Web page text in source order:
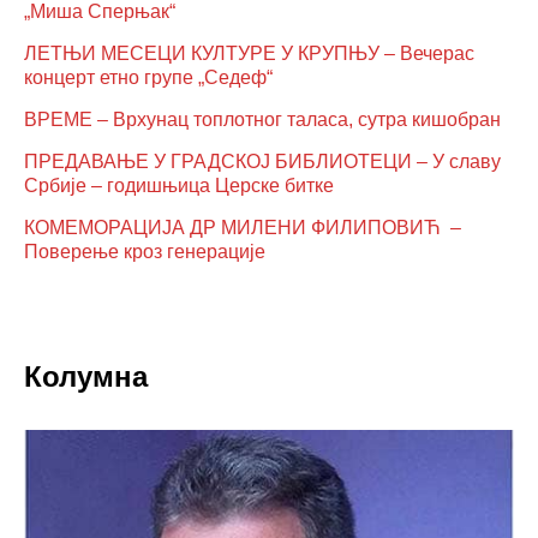
„Миша Сперњак“
ЛЕТЊИ МЕСЕЦИ КУЛТУРЕ У КРУПЊУ – Вечерас
концерт етно групе „Седеф“
ВРЕМЕ – Врхунац топлотног таласа, сутра кишобран
ПРЕДАВАЊЕ У ГРАДСКОЈ БИБЛИОТЕЦИ – У славу
Србије – годишњица Церске битке
КОМЕМОРАЦИЈА ДР МИЛЕНИ ФИЛИПОВИЋ –
Поверење кроз генерације
Колумна